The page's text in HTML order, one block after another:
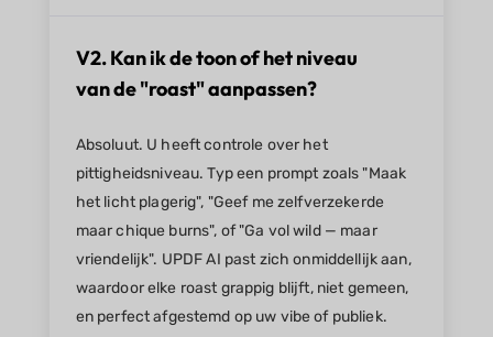
V2. Kan ik de toon of het niveau
van de "roast" aanpassen?
Absoluut. U heeft controle over het
pittigheidsniveau. Typ een prompt zoals "Maak
het licht plagerig", "Geef me zelfverzekerde
maar chique burns", of "Ga vol wild — maar
vriendelijk". UPDF AI past zich onmiddellijk aan,
waardoor elke roast grappig blijft, niet gemeen,
en perfect afgestemd op uw vibe of publiek.